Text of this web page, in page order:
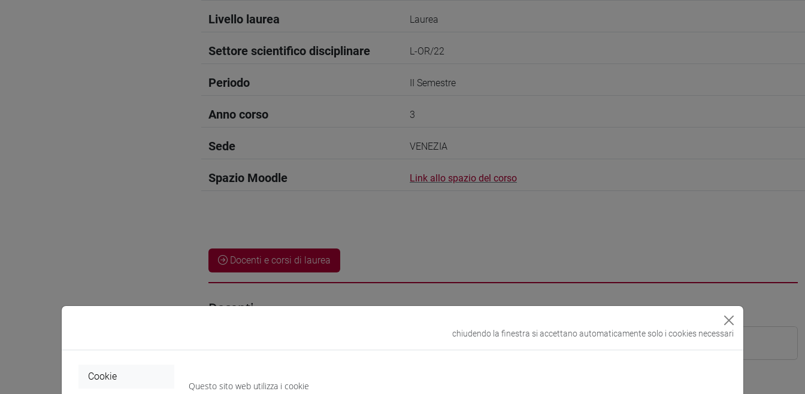
Livello laurea Laurea
Settore scientifico disciplinare L-OR/22
Periodo II Semestre
Anno corso 3
Sede VENEZIA
Spazio Moodle Link allo spazio del corso
Docenti e corsi di laurea
Docenti
Materiali didattici
chiudendo la finestra si accettano automaticamente solo i cookies necessari
Cookie
Questo sito web utilizza i cookie